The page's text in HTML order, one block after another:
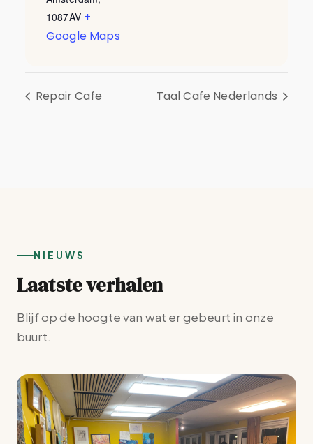
1087AV +
Google Maps
Repair Cafe Taal Cafe Nederlands
NIEUWS
Laatste verhalen
Blijf op de hoogte van wat er gebeurt in onze
buurt.